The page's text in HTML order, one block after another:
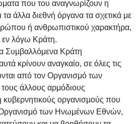
που του αναγνωρίζουν η
άλλα διεθνή όργανα τα σχετικά με
ή ανθρωπιστικού χαρακτήρα,
εν λόγω Κράτη.
Συμβαλλόμενα Κράτη
κρίνουν αναγκαίο, σε όλες τις
από τον Οργανισμό των
άλλους αρμόδιους
κυβερνητικούς οργανισμούς που
Οργανισμό των Ηνωμένων Εθνών,